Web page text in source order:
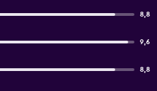
8,8
9,6
8,8